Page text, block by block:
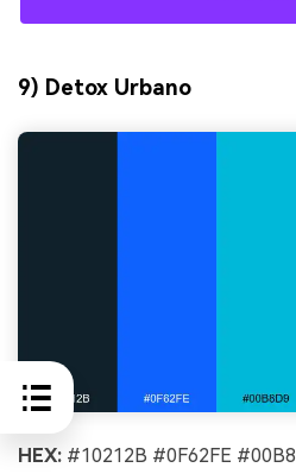
9) Detox Urbano
HEX: #10212B #0F62FE